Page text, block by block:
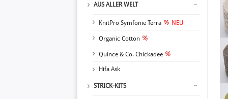
AUS ALLER WELT
KnitPro Symfonie Terra NEU
Organic Cotton
Quince & Co. Chickadee
Hifa Ask
STRICK-KITS